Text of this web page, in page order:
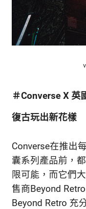
容，
一
和
一
到
專
屬
的
生
活
＃Converse X 英
復古玩出新花樣
Converse在推出
囊系列產品前，
限可能，而它們
售商Beyond
Beyond Retro 充